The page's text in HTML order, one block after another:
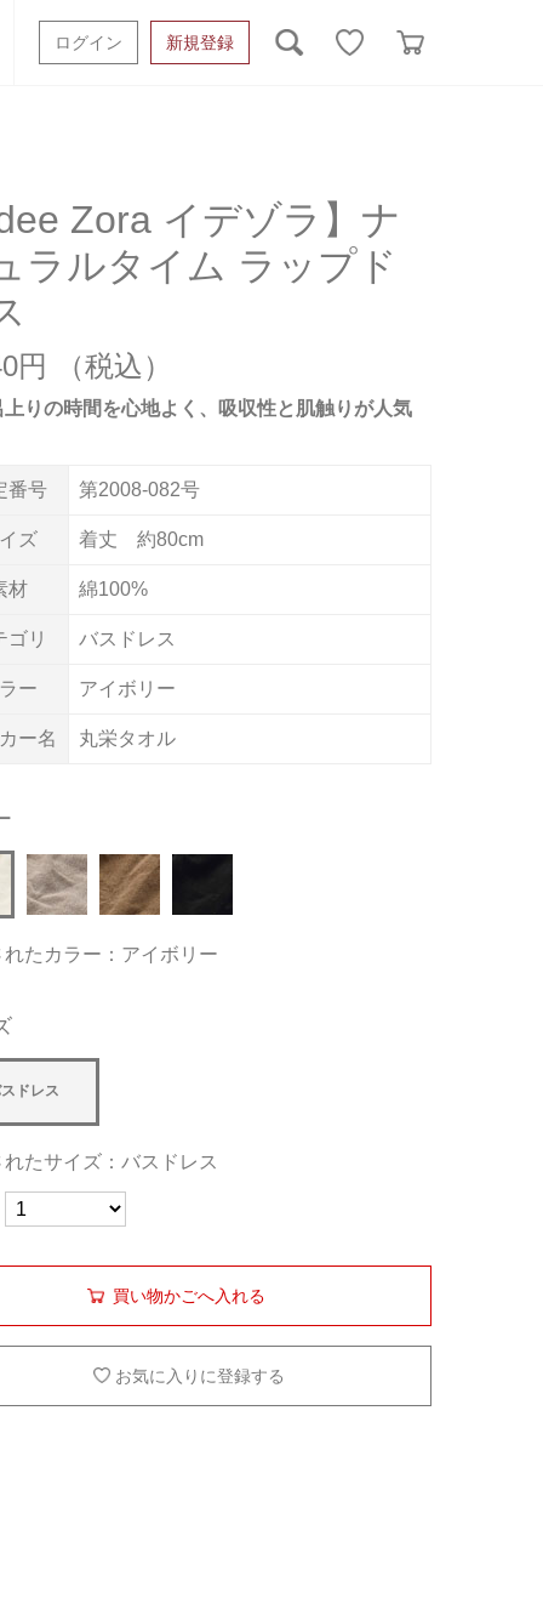
ログイン 新規登録
オーガニック タオルケット類
ギフトボックスその他
上りの時間を心地よく、吸収性と肌触りが人気
Zora イデゾラ】ナ
ラルタイム ラップド
円
番号 第2008-082号
ズ 着丈 約80cm
材 綿100%
ゴリ バスドレス
ー アイボリー
ー名 丸栄タオル
れたカラー：アイボリー
ドレス
たサイズ：バスドレス
買い物かごへ入れる
お気に入りに登録する